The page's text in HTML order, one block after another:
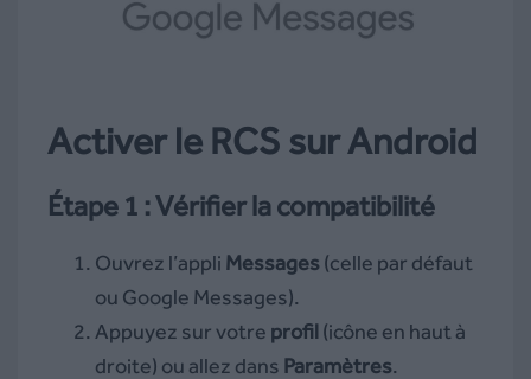
Activer le RCS sur Android
Étape 1 : Vérifier la compatibilité
Ouvrez l’appli Messages(celle par défaut
ou Google Messages).
Appuyez sur votre profil(icône en haut à
droite) ou allez dans Paramètres.